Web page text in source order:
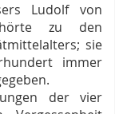
Ludolf von
zu den
sie
immer
der vier